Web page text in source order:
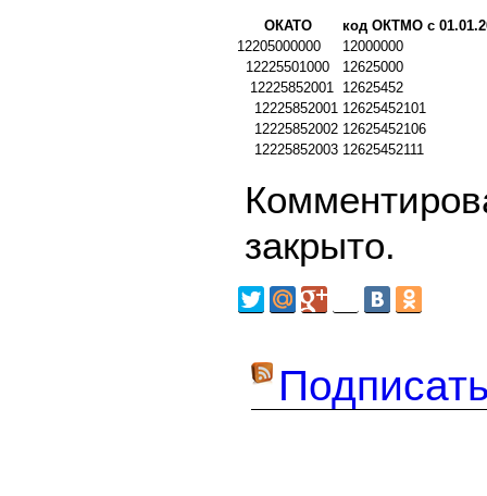
ОКАТО
код ОКТМО с
12205000000
12000000
12225501000
12625000
12225852001 12625452
12225852001 12625452101
12225852002 12625452106
12225852003 12625452111
закрыто.